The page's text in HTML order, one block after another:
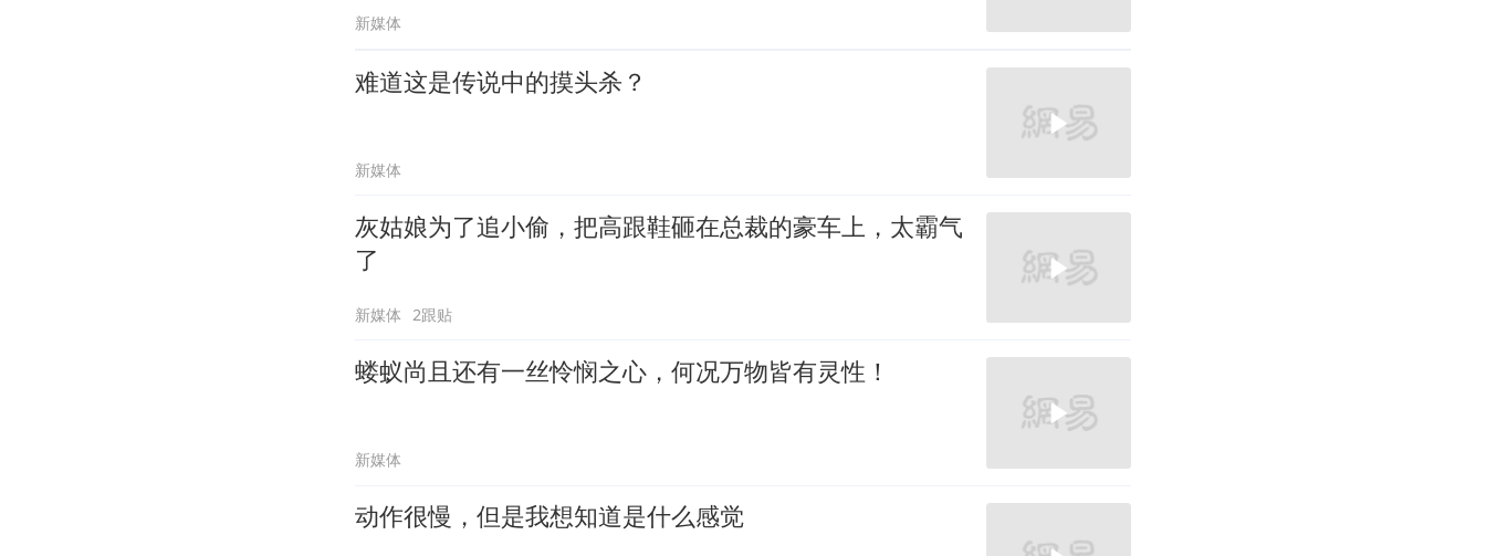
新媒体
难道这是传说中的摸头杀？
新媒体
灰姑娘为了追小偷，把高跟鞋砸在总裁的豪车上，太霸气
了
新媒体 2跟贴
蝼蚁尚且还有一丝怜悯之心，何况万物皆有灵性！
新媒体
动作很慢，但是我想知道是什么感觉